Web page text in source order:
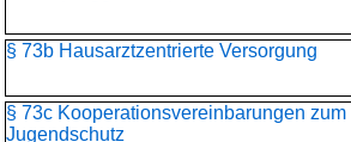
§ 73b Hausarztzentrierte Versorgung
§ 73c Kooperationsvereinbarungen zum
Jugendschutz